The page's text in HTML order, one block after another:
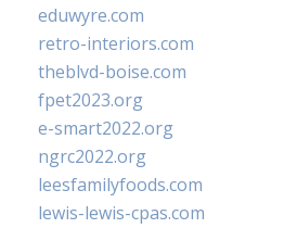
eduwyre.com
retro-interiors.com
theblvd-boise.com
fpet2023.org
e-smart2022.org
ngrc2022.org
leesfamilyfoods.com
lewis-lewis-cpas.com